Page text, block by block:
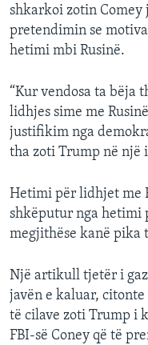
shkarkoi zotin
pretendimin se
hetimi mbi Rusinë.
“Kur vendosa ta bëja
lidhjes sime me
justifikim nga
tha zoti Trump në një
Hetimi për lidhjet me
shkëputur nga hetimi
megjithëse kanë
Një artikull tjetër i
javën e kaluar,
të cilave zoti Trump i
FBI-së Coney që të